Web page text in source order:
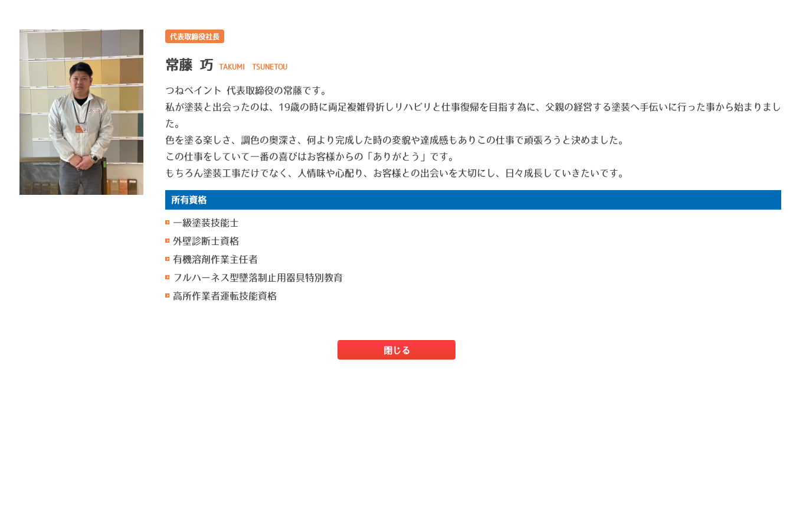
代表取締役社長
常藤 巧 TAKUMI TSUNETOU
つねペイント 代表取締役の常藤です。
私が塗装と出会ったのは、19歳の時に両足複雑骨折しリハビリと仕事復帰を目指す為に、父親の経営する塗装へ手伝いに行った事から始まりまし
た。
色を塗る楽しさ、調色の奥深さ、何より完成した時の変貌や達成感もありこの仕事で頑張ろうと決めました。
この仕事をしていて一番の喜びはお客様からの「ありがとう」です。
もちろん塗装工事だけでなく、人情味や心配り、お客様との出会いを大切にし、日々成長していきたいです。
所有資格
一級塗装技能士
外壁診断士資格
有機溶剤作業主任者
フルハーネス型墜落制止用器具特別教育
高所作業者運転技能資格
閉じる